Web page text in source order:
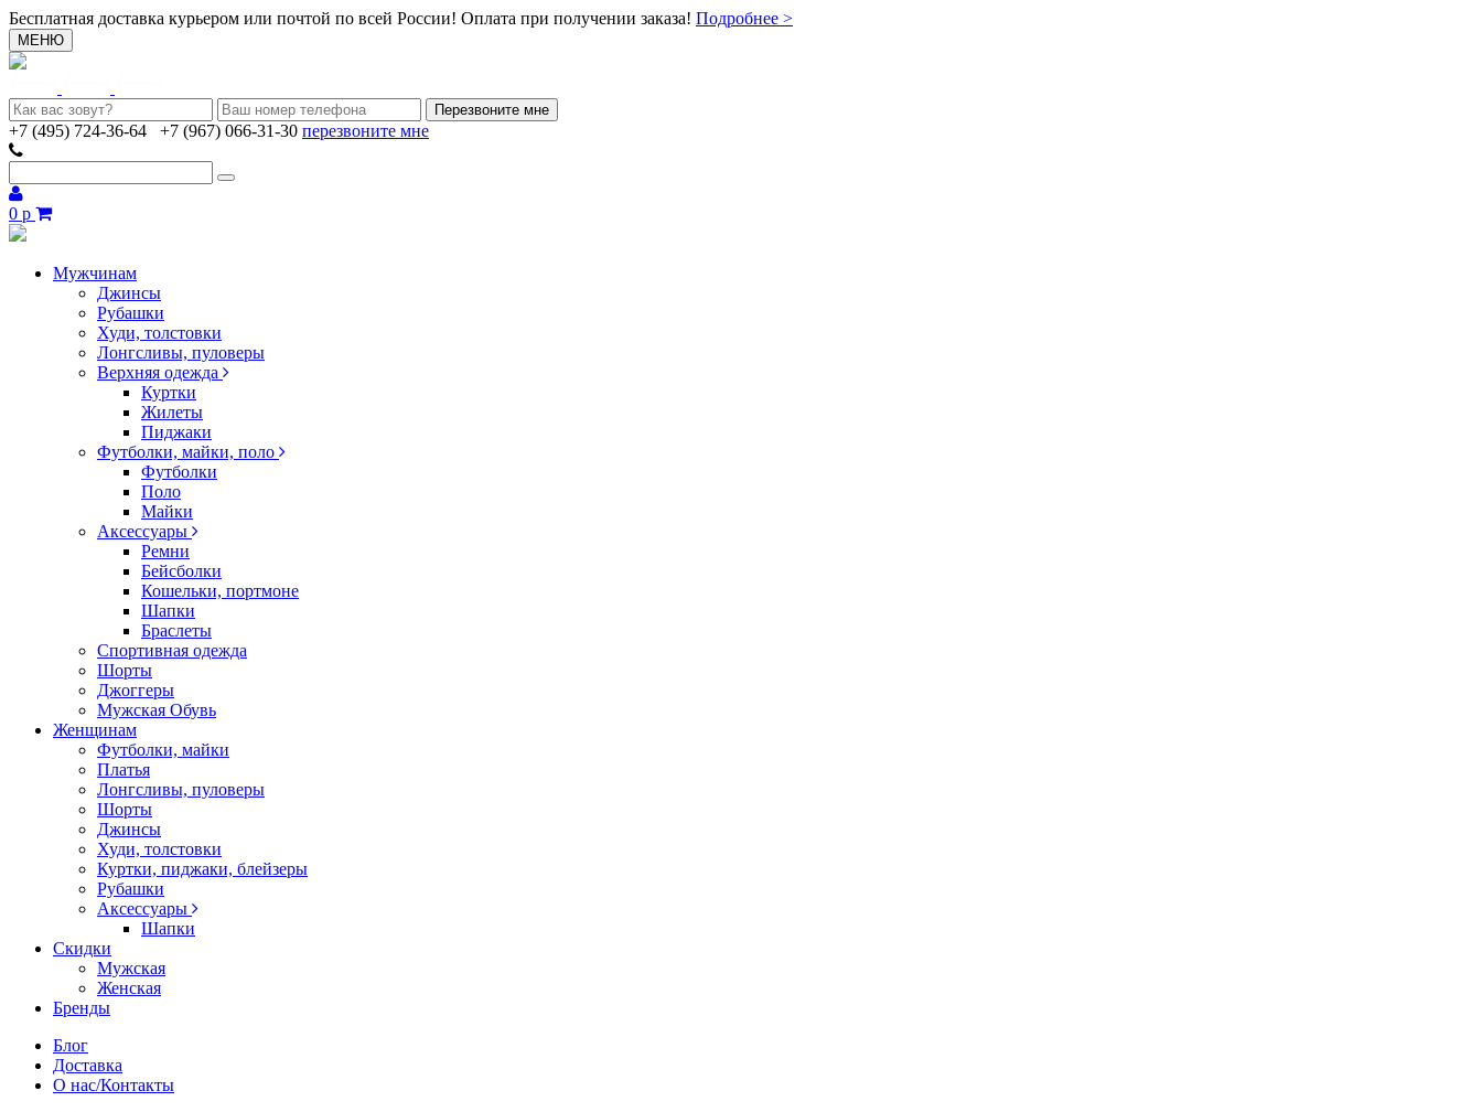
Бесплатная доставка курьером или почтой по всей России! Оплата при получении заказа! Подробнее >
МЕНЮ
+7 (495) 724-36-64 +7 (967) 066-31-30 перезвоните мне
0 р
Мужчинам
Джинсы
Рубашки
Худи, толстовки
Лонгсливы, пуловеры
Верхняя одежда
Куртки
Жилеты
Пиджаки
Футболки, майки, поло
Футболки
Поло
Майки
Аксессуары
Ремни
Бейсболки
Кошельки, портмоне
Шапки
Браслеты
Спортивная одежда
Шорты
Джоггеры
Мужская Обувь
Женщинам
Футболки, майки
Платья
Лонгсливы, пуловеры
Шорты
Джинсы
Худи, толстовки
Куртки, пиджаки, блейзеры
Рубашки
Аксессуары
Шапки
Скидки
Мужская
Женская
Бренды
Блог
Доставка
О нас/Контакты